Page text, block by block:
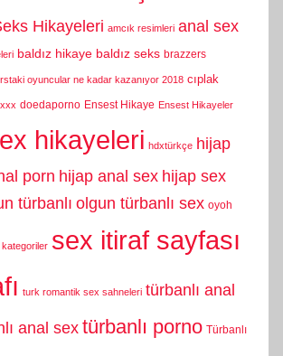
Hikayeleri amcık resimleri anal sex
baldız hikaye baldız seks brazzers
oyuncular ne kadar kazanıyor 2018 cıplak
doedaporno Ensest Hikaye Ensest Hikayeler
hikayeleri hdxtürkçe hijap
porn hijap anal sex hijap sex
türbanlı olgun türbanlı sex oyoh
sex itiraf sayfası
turk romantik sex sahneleri türbanlı anal
anal sextürbanlı porno Türbanlı